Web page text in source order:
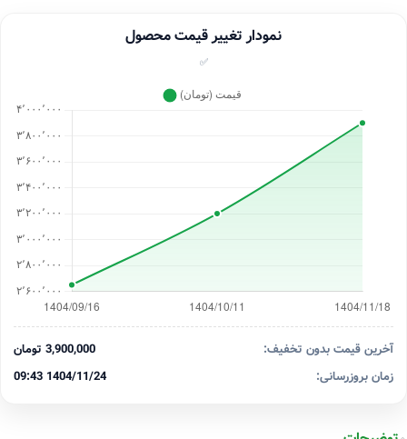
نمودار تغییر قیمت محصول
✅
آخرین قیمت بدون تخفیف:
3,900,000 تومان
زمان بروزرسانی:
1404/11/24 09:43